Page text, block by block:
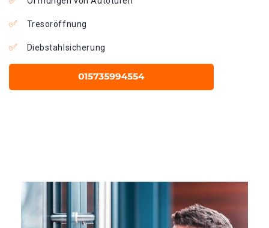
Tresoröffnung
Diebstahlsicherung